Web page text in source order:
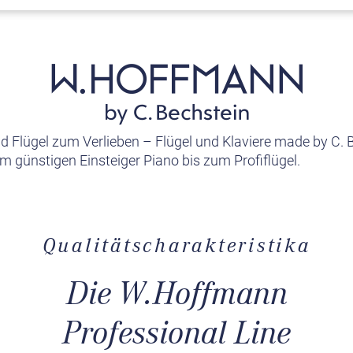
Flügel zum Verlieben – Flügel und Klaviere made by C.
günstigen Einsteiger Piano bis zum Profiflügel.
Qualitätscharakteristika
Die W.Hoffmann
Professional Line